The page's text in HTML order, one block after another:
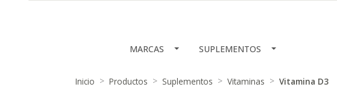
MARCAS SUPLEMENTOS
Inicio Productos Suplementos Vitaminas Vitamina D3